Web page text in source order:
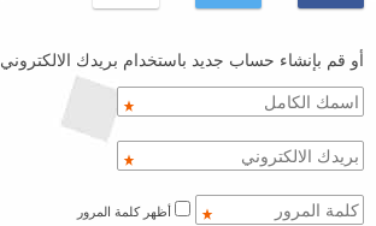
أو قم بإنشاء حساب جديد باستخدام بريدك الالكتروني